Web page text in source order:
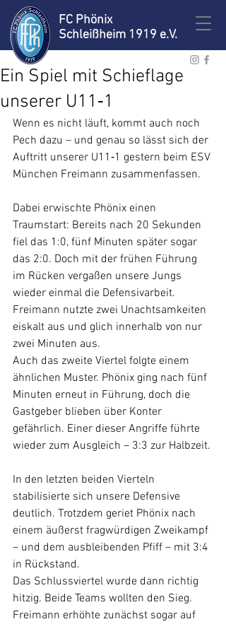
FC Phönix
Schleißheim 1919 e.V.
Ein Spiel mit Schieflage
unserer U11‑1
Wenn es nicht läuft, kommt auch noch
Pech dazu – und genau so lässt sich der
Auftritt unserer U11‑1 gestern beim ESV
München Freimann zusammenfassen.
Dabei erwischte Phönix einen
Traumstart: Bereits nach 20 Sekunden
fiel das 1:0, fünf Minuten später sogar
das 2:0. Doch mit der frühen Führung
im Rücken vergaßen unsere Jungs
wieder einmal die Defensivarbeit.
Freimann nutzte zwei Unachtsamkeiten
eiskalt aus und glich innerhalb von nur
zwei Minuten aus.
Auch das zweite Viertel folgte einem
ähnlichen Muster. Phönix ging nach fünf
Minuten erneut in Führung, doch die
Gastgeber blieben über Konter
gefährlich. Einer dieser Angriffe führte
wieder zum Ausgleich – 3:3 zur Halbzeit.
In den letzten beiden Vierteln
stabilisierte sich unsere Defensive
deutlich. Trotzdem geriet Phönix nach
einem äußerst fragwürdigen Zweikampf
– und dem ausbleibenden Pfiff – mit 3:4
in Rückstand.
Das Schlussviertel wurde dann richtig
hitzig. Beide Teams wollten den Sieg.
Freimann erhöhte zunächst sogar auf